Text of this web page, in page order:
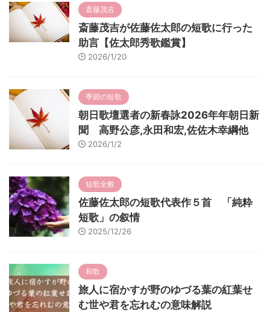
斎藤茂吉
斎藤茂吉が佐藤佐太郎の短歌に行った
助言【佐太郎秀歌鑑賞】
2026/1/20
季節の短歌
朝日歌壇選者の新春詠2026年年朝日新
聞 高野公彦,永田和宏,佐佐木幸綱他
2026/1/2
短歌全般
佐藤佐太郎の短歌代表作５首 「純粋
短歌」の叙情
2025/12/26
和歌
旅人に宿かすが野のゆづる葉の紅葉せ
む世や君を忘れむの意味解説